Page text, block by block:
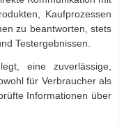
Kaufprozessen
zu beantworten, stets
Testergebnissen.
eine zuverlässige,
für Verbraucher als
Informationen über